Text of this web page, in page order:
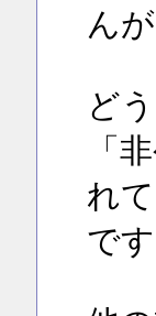
ん
ど
「
れ
です